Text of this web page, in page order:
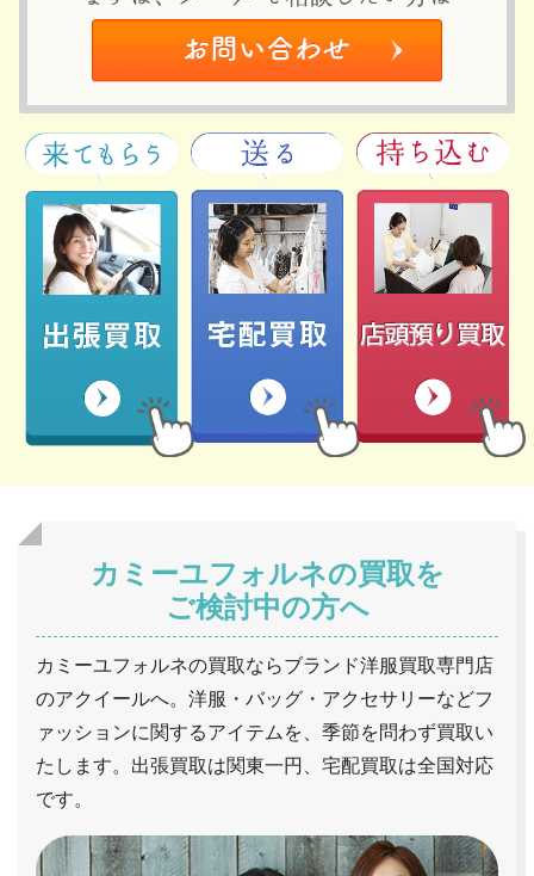
カミーユフォルネの買取を
ご検討中の方へ
カミーユフォルネの買取ならブランド洋服買取専門店
のアクイールへ。洋服・バッグ・アクセサリーなどフ
ァッションに関するアイテムを、季節を問わず買取い
たします。出張買取は関東一円、宅配買取は全国対応
です。